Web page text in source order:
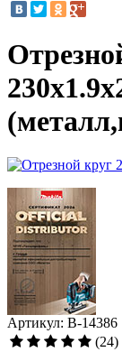
Артикул: B-14386
(24)